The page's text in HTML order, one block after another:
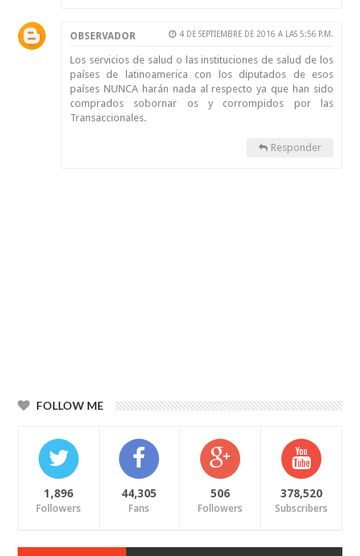
OBSERVADOR 4 DE SEPTIEMBRE DE 2016 A LAS 5:56 P.M.
Los servicios de salud o las instituciones de salud de los
países de latinoamerica con los diputados de esos
países NUNCA harán nada al respecto ya que han sido
comprados sobornar os y corrompidos por las
Transaccionales.
Responder
FOLLOW ME
1,896
Followers
44,305
Fans
506
Followers
378,520
Subscribers